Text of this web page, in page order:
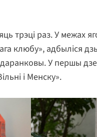
трэці раз. У межах
клюбу», адбыліся
У першы
і Менску».